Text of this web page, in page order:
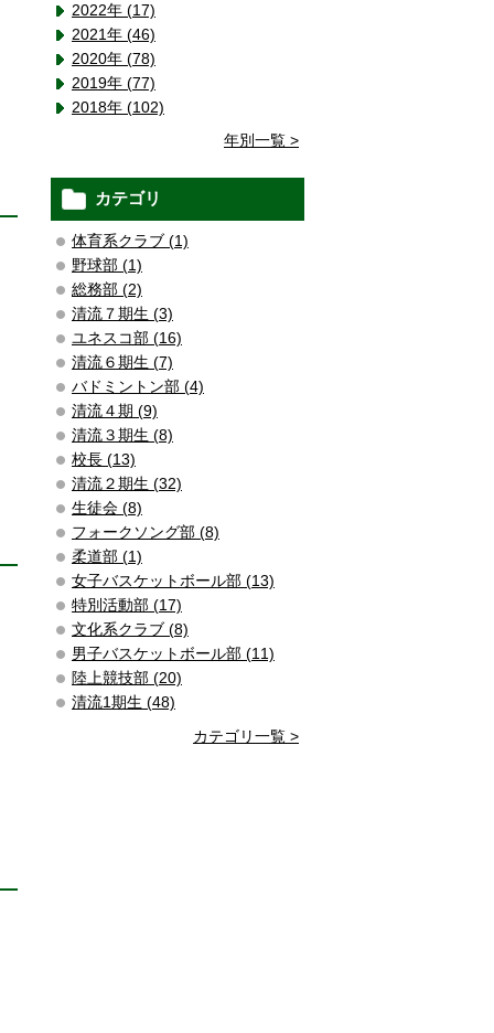
2022年 (17)
2021年 (46)
2020年 (78)
2019年 (77)
2018年 (102)
年別一覧 >
カテゴリ
体育系クラブ (1)
野球部 (1)
総務部 (2)
清流７期生 (3)
ユネスコ部 (16)
清流６期生 (7)
バドミントン部 (4)
清流４期 (9)
清流３期生 (8)
校長 (13)
清流２期生 (32)
生徒会 (8)
フォークソング部 (8)
柔道部 (1)
女子バスケットボール部 (13)
特別活動部 (17)
文化系クラブ (8)
男子バスケットボール部 (11)
陸上競技部 (20)
清流1期生 (48)
カテゴリ一覧 >